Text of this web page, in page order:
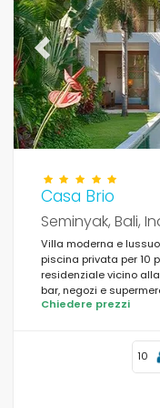
Previous
Casa Brio
Seminyak, Bali,
Villa moderna e
piscina privata per 10
residenziale vicino
bar, negozi e
Petitenget.
Chiedere prezzi
10